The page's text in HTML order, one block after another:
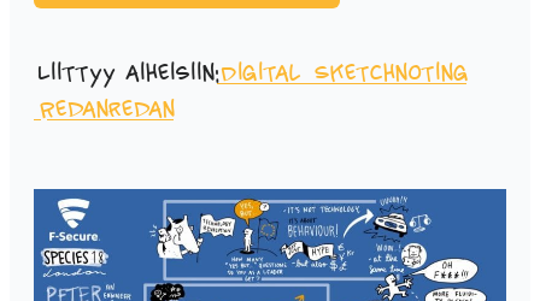
Liittyy aiheisiin:Digital Sketchnoting
Redanredan